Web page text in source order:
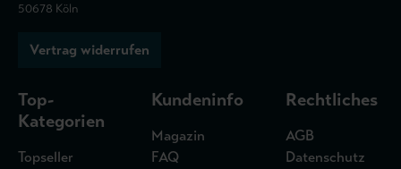
50678 Köln
Vertrag widerrufen
Top-
Kategorien
Topseller
Kundeninfo
Magazin
FAQ
Rechtliches
AGB
Datenschutz